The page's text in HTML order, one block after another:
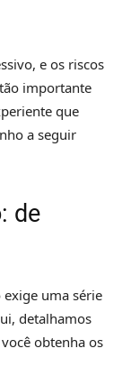
e os riscos
importante
que
a seguir
de
uma série
detalhamos
obtenha os